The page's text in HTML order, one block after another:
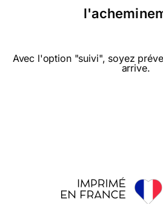
Avec l'option "suivi", soyez
arrive.